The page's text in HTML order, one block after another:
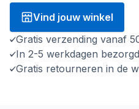
Vind jouw winkel
Gratis verzending vanaf
In 2-5 werkdagen bezorgd
Gratis retourneren in de